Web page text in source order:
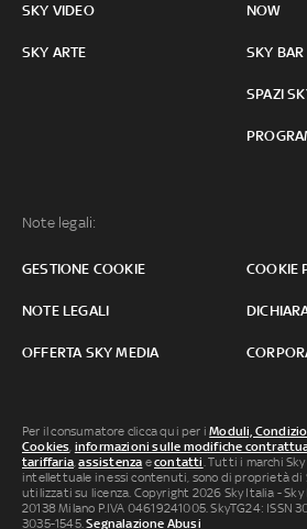
SKY VIDEO
SKY ARTE
NOW
SKY BAR
SPAZI
Note legali:
GESTIONE COOKIE COOKIE
NOTE LEGALI
OFFERTA SKY MEDIA
Per il consumatore clicca qui per iModuli,
Cookies informazioni sulle modifiche
tariffaria ,assistenza econtatti . Tutti i marchi
intellettuale in essi contenuti, sono di proprietà di
utilizzati su licenza. Copyright 2026 Sky Italia - Sky
20138 Milano P.IVA 04619241005. SkyTG24: ISSN
3035-1545.Segnalazione Abusi